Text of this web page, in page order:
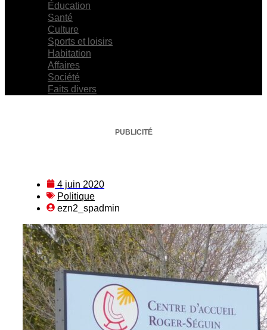
Éducation
Santé
Culture
Sports et loisirs
Habitation
Affaires
Société
Faits divers
PUBLICITÉ
4 juin 2020
Politique
ezn2_spadmin